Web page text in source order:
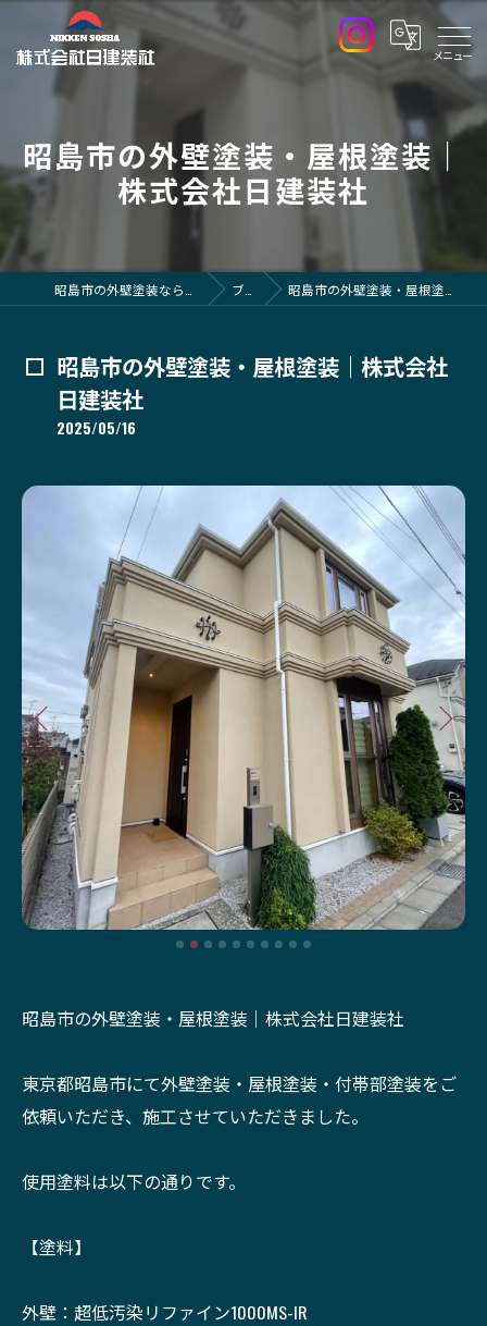
昭島市の外壁塗装・屋根塗装｜
株式会社日建装社
ブログ 昭島市の外壁塗装・屋根塗装｜株式会社日建装社
昭島市の外壁塗装・屋根塗装｜株式会社
日建装社
2025/05/16
昭島市の外壁塗装・屋根塗装｜株式会社日建装社
東京都昭島市にて外壁塗装・屋根塗装・付帯部塗装をご
依頼いただき、施工させていただきました。
使用塗料は以下の通りです。
【塗料】
外壁：超低汚染リファイン1000MS-IR